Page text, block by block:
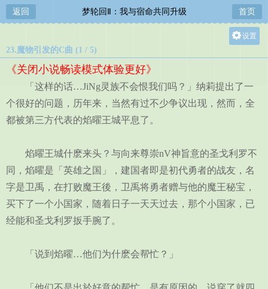
返回 梦轮回Ⅱ：我与宿命共同升级 首页
设置
中
小
23.魔物引发的C曲 (1 / 5)
《关闭小说畅读模式体验更好》
「这样的话…JiNg灵族不会恨我们吗？」纳莉提出了一
个很好的问题，历年来，当然有过不少争议出现，然而，全
都被第三方代表的焰曜王城平息了。
焰曜王城什麽来头？与向来尊崇nV神旨意的圣戈利罗不
同，焰曜是「英雄之国」，建国者即是初代勇者的战友，名
字是卫禹，在打败魔王後，卫禹将勇者赠与他的魔王秘宝，
买下了一个小国家，随着日子一天天过去，那个小国家，已
经能和圣戈利罗扳手腕了。
「说到焰曜…他们为什麽会帮忙？」